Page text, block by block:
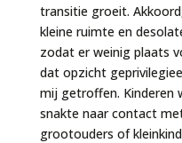
transitie groeit.
kleine ruimte en
zodat er weinig plaats
dat opzicht
mij getroffen. Kinderen
snakte naar contact
grootouders of